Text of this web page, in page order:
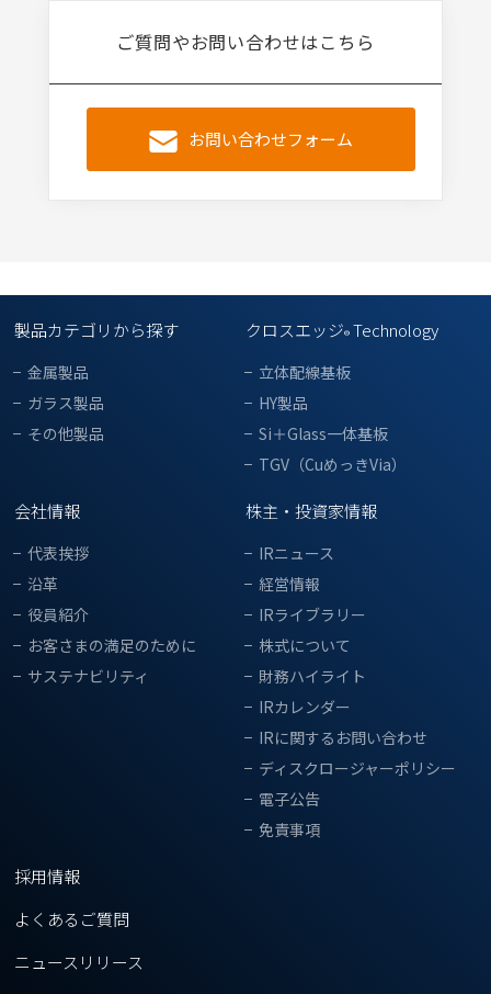
ご質問やお問い合わせはこちら
お問い合わせフォーム
製品カテゴリから探す
金属製品
ガラス製品
その他製品
クロスエッジ®Technology
立体配線基板
HY製品
Si＋Glass一体基板
TGV（CuめっきVia）
会社情報
代表挨拶
沿革
役員紹介
お客さまの満足のために
サステナビリティ
株主・投資家情報
IRニュース
経営情報
IRライブラリー
株式について
財務ハイライト
IRカレンダー
IRに関するお問い合わせ
ディスクロージャーポリシー
電子公告
免責事項
採用情報
よくあるご質問
ニュースリリース